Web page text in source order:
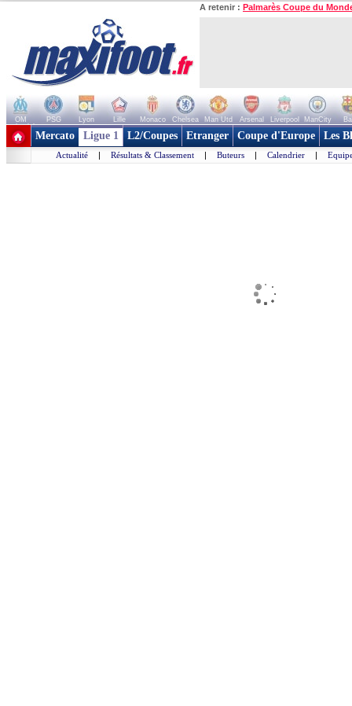
A retenir : Palmarès Coupe du
OM PSG Lyon Lille Monaco Chelsea Man Utd Arsenal Liverpool ManCity
+ de clubs
Mercato Ligue 1 L2/Coupes Etranger Coupe d'Europe Les
Actualité | Résultats & Classement | Buteurs | Calendrier |